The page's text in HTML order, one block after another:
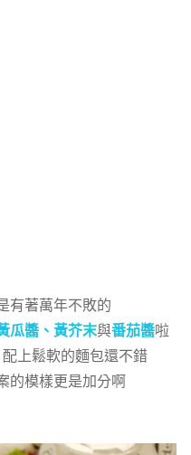
有著萬年不敗的
瓜醬、黃芥末與番茄醬啦
上鬆軟的麵包還不錯
的模樣更是加分啊